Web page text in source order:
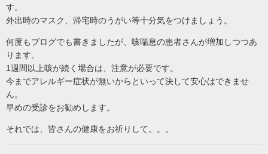
す。
外出時のマスク、帰宅時のうがい等十分気をつけましょう。
何度もブログでも書きましたが、咳喘息の患者さんが増加しつつあ
ります。
1週間以上咳が続く場合は、注意が必要です。
今までアレルギー症状が無いからといって決して安心はできませ
ん。
早めの受診をお勧めします。
それでは、皆さんの健康をお祈りして。。。